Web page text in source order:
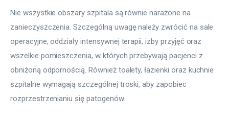
Nie wszystkie obszary szpitala są równie narażone na
zanieczyszczenia. Szczególną uwagę należy zwrócić na sale
operacyjne, oddziały intensywnej terapii, izby przyjęć oraz
wszelkie pomieszczenia, w których przebywają pacjenci z
obniżoną odpornością. Również toalety, łazienki oraz kuchnie
szpitalne wymagają szczególnej troski, aby zapobiec
rozprzestrzenianiu się patogenów.